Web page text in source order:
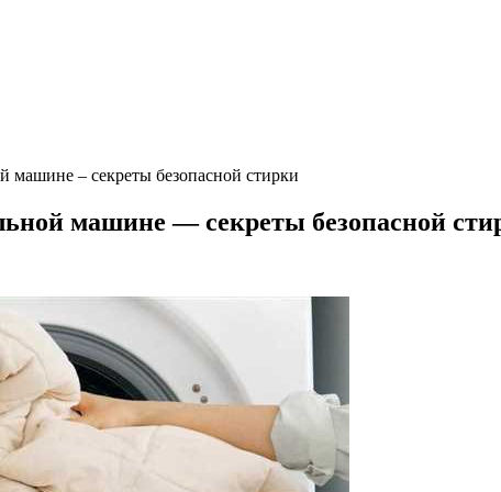
машине – секреты безопасной стирки
машине — секреты безопасной